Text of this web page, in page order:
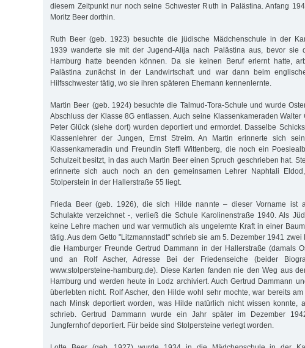
diesem Zeitpunkt nur noch seine Schwester Ruth in Palästina. Anfang
Moritz Beer dorthin.
Ruth Beer (geb. 1923) besuchte die jüdische Mädchenschule in der
1939 wanderte sie mit der Jugend-Alija nach Palästina aus, bevor sie
Hamburg hatte beenden können. Da sie keinen Beruf erlernt hatte,
Palästina zunächst in der Landwirtschaft und war dann beim
Hilfsschwester tätig, wo sie ihren späteren Ehemann kennenlernte.
Martin Beer (geb. 1924) besuchte die Talmud-Tora-Schule und wurde
Abschluss der Klasse 8G entlassen. Auch seine Klassenkameraden Walter
Peter Glück (siehe dort) wurden deportiert und ermordet. Dasselbe
Klassenlehrer der Jungen, Ernst Streim. An Martin erinnerte sich
Klassenkameradin und Freundin Steffi Wittenberg, die noch ein
Schulzeit besitzt, in das auch Martin Beer einen Spruch geschrieben hat.
erinnerte sich auch noch an den gemeinsamen Lehrer Naphtali
Stolperstein in der Hallerstraße 55 liegt.
Frieda Beer (geb. 1926), die sich Hilde nannte – dieser Vorname ist
Schulakte verzeichnet -, verließ die Schule Karolinenstraße 1940. Als
keine Lehre machen und war vermutlich als ungelernte Kraft in einer
tätig. Aus dem Getto "Litzmannstadt" schrieb sie am 5. Dezember 1941 zwei
die Hamburger Freunde Gertrud Dammann in der Hallerstraße (damals
und an Rolf Ascher, Adresse Bei der Friedenseiche (beider
www.stolpersteine-hamburg.de). Diese Karten fanden nie den Weg aus
Hamburg und werden heute in Lodz archiviert. Auch Gertrud Dammann
überlebten nicht. Rolf Ascher, den Hilde wohl sehr mochte, war bereits
nach Minsk deportiert worden, was Hilde natürlich nicht wissen konnte,
schrieb. Gertrud Dammann wurde ein Jahr später im Dezember
Jungfernhof deportiert. Für beide sind Stolpersteine verlegt worden.